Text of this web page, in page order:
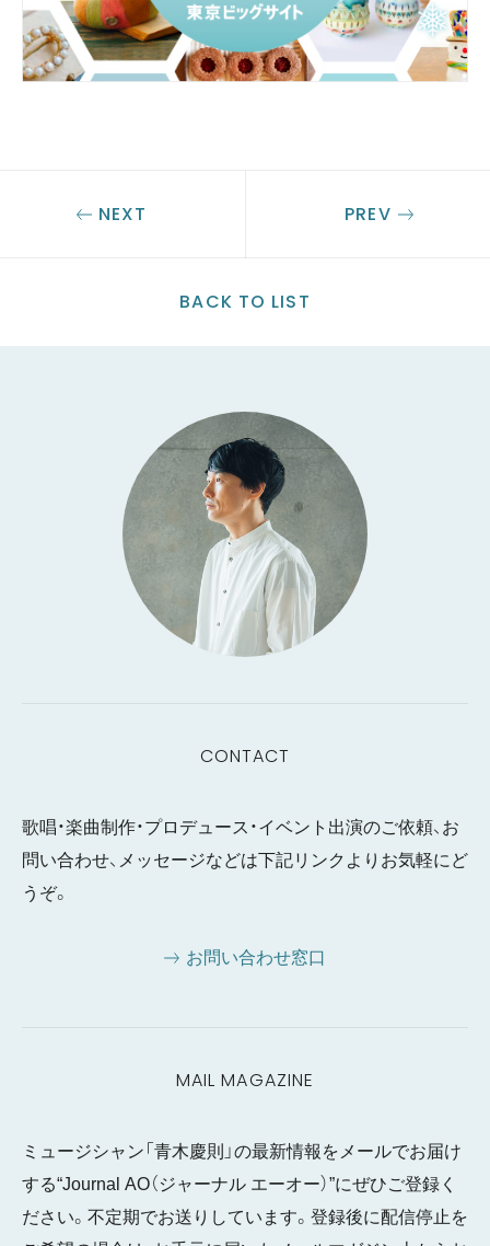
NEXT
BACK TO LIST
PREV
CONTACT
歌唱・楽曲制作・プロデュース・イベント出演のご依頼、お
問い合わせ、メッセージなどは下記リンクよりお気軽にど
うぞ。
お問い合わせ窓口
MAIL MAGAZINE
ミュージシャン「青木慶則」の最新情報をメールでお届け
する“Journal AO（ジャーナル エーオー）”にぜひご登録く
ださい。不定期でお送りしています。登録後に配信停止を